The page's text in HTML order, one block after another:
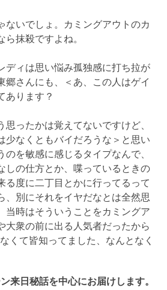
ないでしょ。カミングアウトのカ
抹殺ですよね。
ディは思い悩み孤独感に打ち拉が
郷さんにも、＜あ、この人はゲイ
あります？
思ったかは覚えてないですけど、
少なくともバイだろうな＞と思い
のを敏感に感じるタイプなんで、
しの仕方とか、喋っているときの
る度に二丁目とかに行ってるって
、別にそれをイヤだなとは全然思
当時はそういうことをカミングア
大衆の前に出る人気者だったから
くて皆知ってました、なんとなく
来日秘話を中心にお届けします。